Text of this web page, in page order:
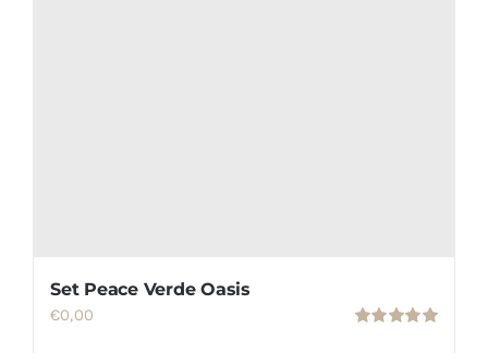
Set Peace Verde Oasis
€0,00